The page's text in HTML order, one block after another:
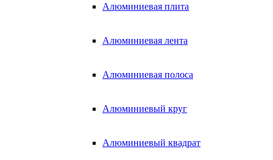
Алюминиевая плита
Алюминиевая лента
Алюминиевая полоса
Алюминиевый круг
Алюминиевый квадрат